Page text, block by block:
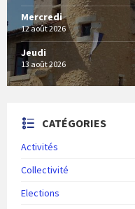
Mercredi
12 août 2026
Jeudi
13 août 2026
CATÉGORIES
Activités
Collectivité
Elections